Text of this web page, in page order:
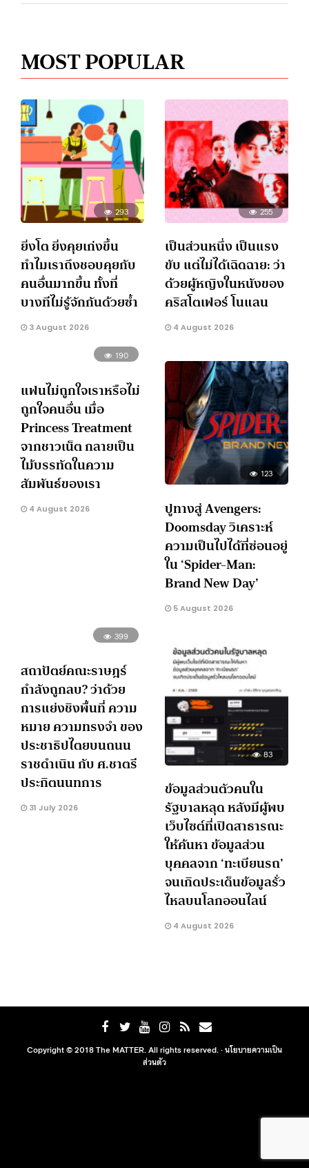
MOST POPULAR
293
ยิ่งโต ยิ่งคุยเก่งขึ้น
ทำไมเราถึงชอบคุยกับ
คนอื่นมากขึ้น ทั้งที่
บางทีไม่รู้จักกันด้วยซ้ำ
3 August 2026
255
เป็นส่วนหนึ่ง เป็นแรง
ขับ แต่ไม่ได้เฉิดฉาย: ว่า
ด้วยผู้หญิงในหนังของ
คริสโตเฟอร์ โนแลน
4 August 2026
190
แฟนไม่ถูกใจเราหรือไม่
ถูกใจคนอื่น เมื่อ
Princess Treatment
จากชาวเน็ต กลายเป็น
ไม้บรรทัดในความ
สัมพันธ์ของเรา
4 August 2026
123
ปูทางสู่ Avengers:
Doomsday วิเคราะห์
ความเป็นไปได้ที่ซ่อนอยู่
ใน ‘Spider-Man:
Brand New Day’
5 August 2026
399
สถาปัตย์คณะราษฎร์
กำลังถูกลบ? ว่าด้วย
การแย่งชิงพื้นที่ ความ
หมาย ความทรงจำ ของ
ประชาธิปไตยบนถนน
ราชดำเนิน กับ ศ.ชาตรี
ประกิตนนทการ
31 July 2026
83
ข้อมูลส่วนตัวคนใน
รัฐบาลหลุด หลังมีผู้พบ
เว็บไซต์ที่เปิดสาธารณะ
ให้ค้นหา ข้อมูลส่วน
บุคคลจาก ‘ทะเบียนรถ’
จนเกิดประเด็นข้อมูลรั่ว
ไหลบนโลกออนไลน์
4 August 2026
Copyright © 2018 The MATTER. All rights reserved. ·นโยบายความเป็น
ส่วนตัว